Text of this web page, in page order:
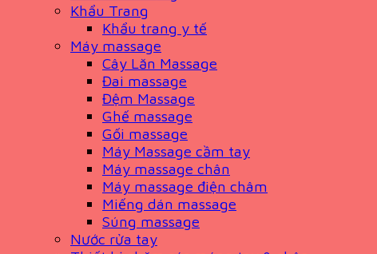
Khẩu Trang
Khẩu trang y tế
Máy massage
Cây Lăn Massage
Đai massage
Đệm Massage
Ghế massage
Gối massage
Máy Massage cầm tay
Máy massage chân
Máy massage điện châm
Miếng dán massage
Súng massage
Nước rửa tay